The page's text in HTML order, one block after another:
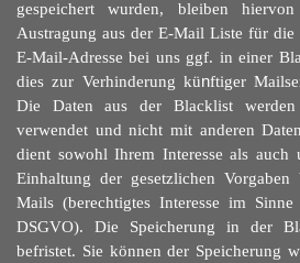
gespeichert wurden, bleiben
Austragung aus der E-Mail Liste für
E-Mail-Adresse bei uns ggf. in einer
dies zur Verhinderung künftiger
Die Daten aus der Blacklist
verwendet und nicht mit anderen
dient sowohl Ihrem Interesse als auch
Einhaltung der gesetzlichen
Mails (berechtigtes Interesse im
DSGVO). Die Speicherung in der
befristet. Sie können der Speicherung